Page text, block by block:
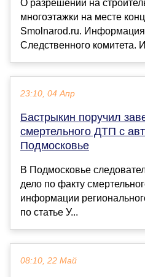
О разрешении на
многоэтажки на месте
Smolnarod.ru.
Следственного комитета.
23:10, 04 Апр
Бастрыкин поручил
смертельного ДТП с
Подмосковье
В Подмосковье
дело по факту
информации
по статье У...
08:10, 22 Май